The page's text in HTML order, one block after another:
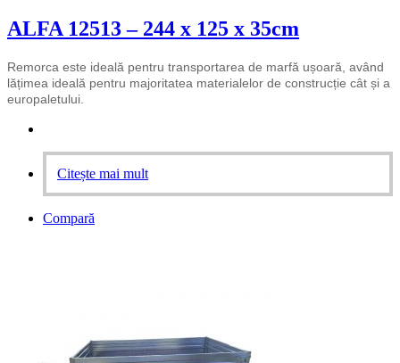
ALFA 12513 – 244 x 125 x 35cm
Remorca este ideală pentru transportarea de marfă ușoară, având
lățimea ideală pentru majoritatea materialelor de construcție cât și a
europaletului.
Citește mai mult
Compară